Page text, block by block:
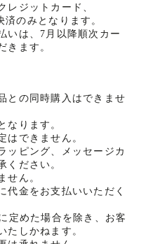
レジットカード、
済のみとなります。
いは、7月以降順次カー
きます。
との同時購入はできませ
なります。
はできません。
ッピング、メッセージカ
ください。
せん。
代金をお支払いいただく
定めた場合を除き、お客
たしかねます。